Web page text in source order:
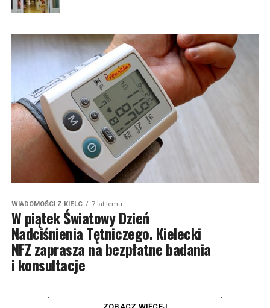
WIADOMOŚCI Z KIELC 7 lat temu
W piątek Światowy Dzień
Nadciśnienia Tętniczego. Kielecki
NFZ zaprasza na bezpłatne badania
i konsultacje